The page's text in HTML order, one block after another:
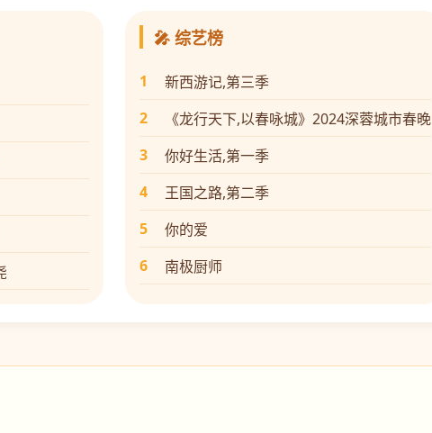
🎤 综艺榜
1
新西游记,第三季
2
《龙行天下,以春咏城》2024深蓉城市春晚
3
你好生活,第一季
4
王国之路,第二季
5
你的爱
6
南极厨师